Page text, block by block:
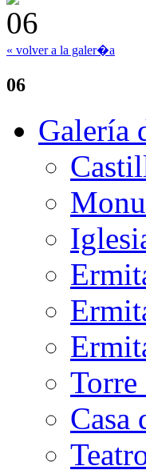
« volver a la galer�a
06
Galería
Torre
Casa